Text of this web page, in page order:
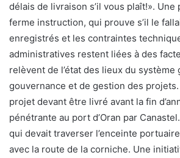
délais de livraison s’il vous plaît!». Une
ferme instruction, qui prouve s’il le
enregistrés et les contraintes
administratives restent liées à des
relèvent de l’état des lieux du système
gouvernance et de gestion des
projet devant être livré avant la fin
pénétrante au port d’Oran par
qui devait traverser l’enceinte
avec la route de la corniche. Une